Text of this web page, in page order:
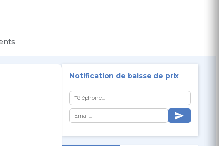
Notification de baisse de prix